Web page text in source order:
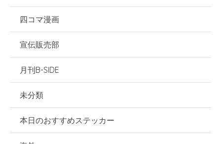
四コマ漫画
宣伝販売部
月刊B-SIDE
未分類
本日のおすすめステッカー